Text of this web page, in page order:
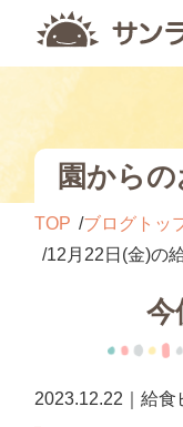
園から
TOP
ブログトッ
12月22日(金)の
今
2023.12.22｜給食